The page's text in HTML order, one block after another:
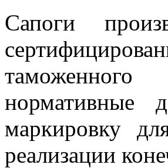
Сапоги
нормативные
маркировку
реализации